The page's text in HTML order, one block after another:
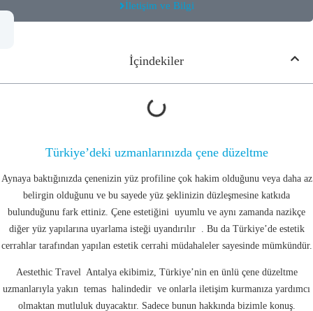
İletişim ve Bilgi
İçindekiler
Türkiye’deki uzmanlarınızda çene düzeltme
Aynaya baktığınızda çenenizin yüz profiline çok hakim olduğunu veya daha az
belirgin olduğunu ve bu sayede yüz şeklinizin düzleşmesine katkıda
bulunduğunu fark ettiniz. Çene estetiğini uyumlu ve aynı zamanda nazikçe
diğer yüz yapılarına uyarlama isteği uyandırılır . Bu da Türkiye’de estetik
cerrahlar tarafından yapılan estetik cerrahi müdahaleler sayesinde mümkündür.
Aestethic Travel Antalya ekibimiz, Türkiye’nin en ünlü çene düzeltme
uzmanlarıyla yakın temas halindedir ve onlarla iletişim kurmanıza yardımcı
olmaktan mutluluk duyacaktır. Sadece bunun hakkında bizimle konuş.